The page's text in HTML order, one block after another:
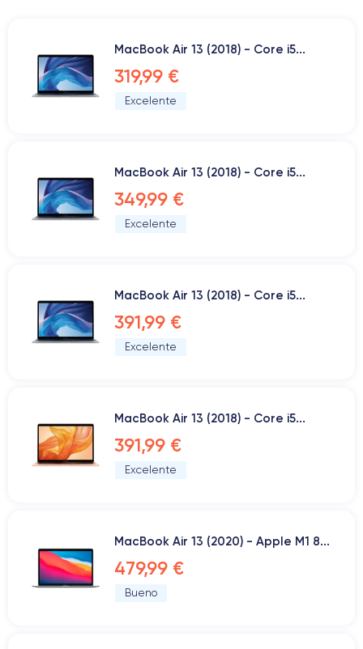
MacBook Air 13 (2018) - Core i5...
319,99 €
Excelente
MacBook Air 13 (2018) - Core i5...
349,99 €
Excelente
MacBook Air 13 (2018) - Core i5...
391,99 €
Excelente
MacBook Air 13 (2018) - Core i5...
391,99 €
Excelente
MacBook Air 13 (2020) - Apple M1 8...
479,99 €
Bueno